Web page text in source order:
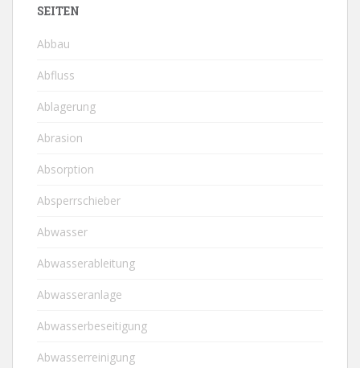
SEITEN
Abbau
Abfluss
Ablagerung
Abrasion
Absorption
Absperrschieber
Abwasser
Abwasserableitung
Abwasseranlage
Abwasserbeseitigung
Abwasserreinigung